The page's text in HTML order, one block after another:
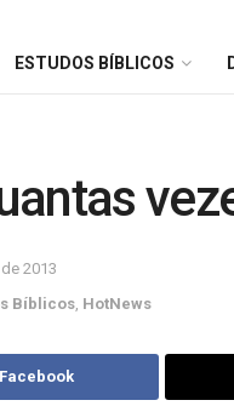
ESTUDOS BÍBLICOS
2013
Bíblicos HotNews